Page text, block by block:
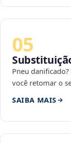
05
Pneu
você retomar o
SAIBA MAIS